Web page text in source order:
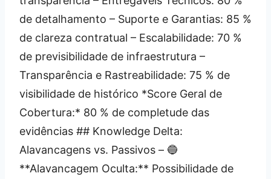
de detalhamento – Suporte e Garantias: 85 %
de clareza contratual – Escalabilidade: 70 %
de previsibilidade de infraestrutura –
Transparência e Rastreabilidade: 75 % de
visibilidade de histórico *Score Geral de
Cobertura:* 80 % de completude das
evidências ## Knowledge Delta:
Alavancagens vs. Passivos – 🔵
**Alavancagem Oculta:** Possibilidade de